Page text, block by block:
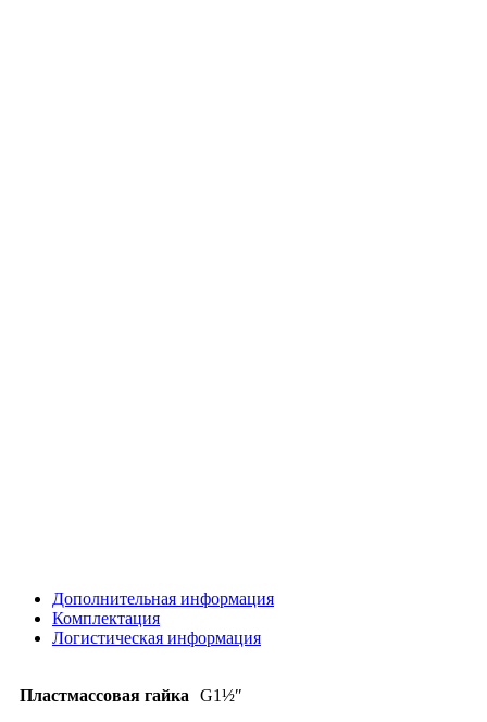
Дополнительная информация
Комплектация
Логистическая информация
Пластмассовая гайка G1½ʺ